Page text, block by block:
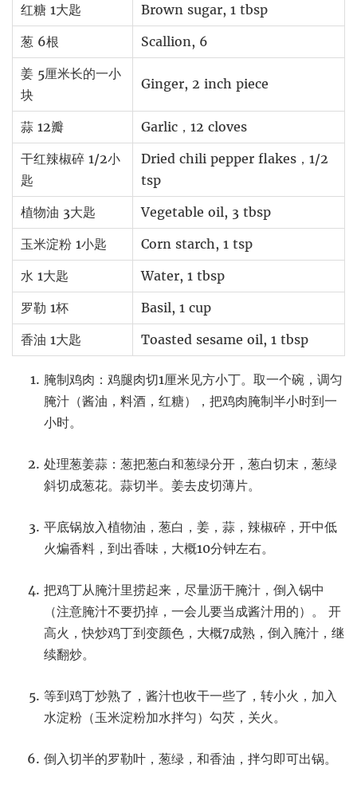
红糖 1大匙
Brown sugar, 1 tbsp
葱 6根
Scallion, 6
姜 5厘米长的一小
块
Ginger, 2 inch piece
蒜 12瓣
Garlic，12 cloves
干红辣椒碎 1/2小
匙
Dried chili pepper flakes，1/2
tsp
植物油 3大匙
Vegetable oil, 3 tbsp
玉米淀粉 1小匙
Corn starch, 1 tsp
水 1大匙
Water, 1 tbsp
罗勒 1杯
Basil, 1 cup
香油 1大匙
Toasted sesame oil, 1 tbsp
腌制鸡肉：鸡腿肉切1厘米见方小丁。取一个碗，调匀
腌汁（酱油，料酒，红糖），把鸡肉腌制半小时到一
小时。
处理葱姜蒜：葱把葱白和葱绿分开，葱白切末，葱绿
斜切成葱花。蒜切半。姜去皮切薄片。
平底锅放入植物油，葱白，姜，蒜，辣椒碎，开中低
火煸香料，到出香味，大概10分钟左右。
把鸡丁从腌汁里捞起来，尽量沥干腌汁，倒入锅中
（注意腌汁不要扔掉，一会儿要当成酱汁用的）。 开
高火，快炒鸡丁到变颜色，大概7成熟，倒入腌汁，继
续翻炒。
等到鸡丁炒熟了，酱汁也收干一些了，转小火，加入
水淀粉（玉米淀粉加水拌匀）勾芡，关火。
倒入切半的罗勒叶，葱绿，和香油，拌匀即可出锅。